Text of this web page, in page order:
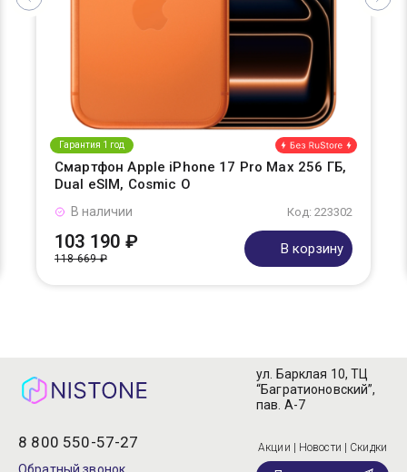
Гарантия 1 год
Смартфон Apple iPhone 17 Pro Max 256 ГБ,
Dual eSIM, Cosmic O
Код: 223302
В наличии
103 190 ₽
118 669 ₽
В корзину
8 800 550-57-27
ул. Барклая 10, ТЦ
“Багратионовский”,
пав. А-7
Акции | Новости | Скидки